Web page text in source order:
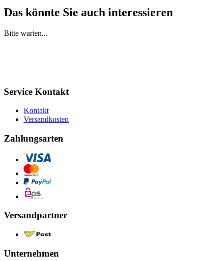
Das könnte Sie auch interessieren
Bitte warten...
Service Kontakt
Kontakt
Versandkosten
Zahlungsarten
Versandpartner
Unternehmen